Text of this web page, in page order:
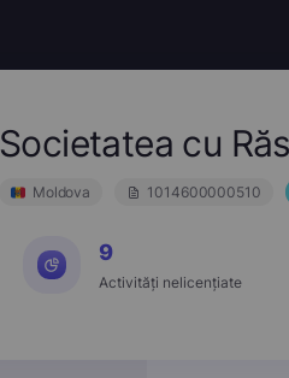
Societatea cu
Moldova 1014600000510
9
Activități nelicențiate